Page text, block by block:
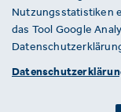
Sie haben einen
gefunden? Ihnen ist
aufgefallen? Wir
Nutzungsstatistiken
das Tool Google